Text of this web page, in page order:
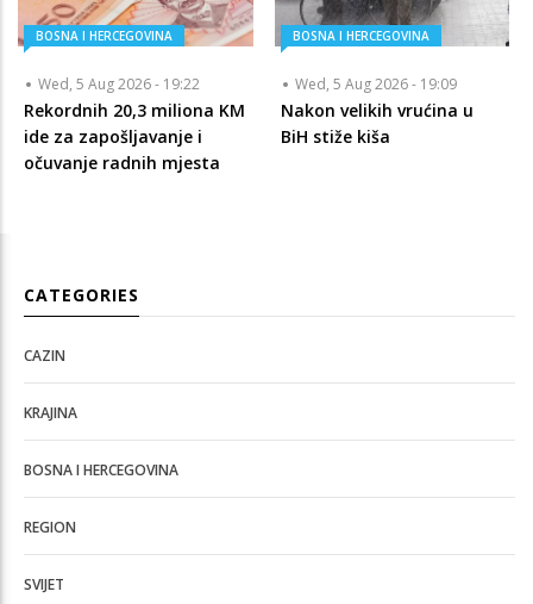
BOSNA I HERCEGOVINA
Wed, 5 Aug 2026 - 19:22
Rekordnih 20,3 miliona KM
ide za zapošljavanje i
očuvanje radnih mjesta
BOSNA I HERCEGOVINA
Wed, 5 Aug 2026 - 19:09
Nakon velikih vrućina u
BiH stiže kiša
CATEGORIES
CAZIN
KRAJINA
BOSNA I HERCEGOVINA
REGION
SVIJET